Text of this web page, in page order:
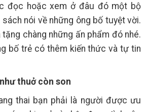
đọc hoặc xem ở đâu đó một bộ
nói về những ông bố tuyệt vời.
chàng những ấn phẩm đó nhé.
bố trẻ có thêm kiến thức và tự tin
thuở còn son
thai bạn phải là người được ưu